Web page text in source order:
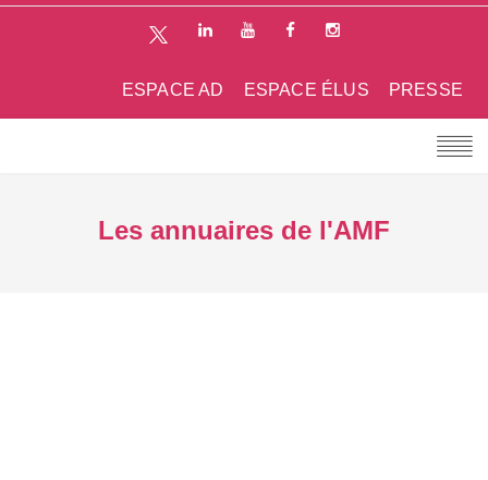
PRESSE
ESPACE ÉLUS
ESPACE AD
Les annuaires de l'AMF